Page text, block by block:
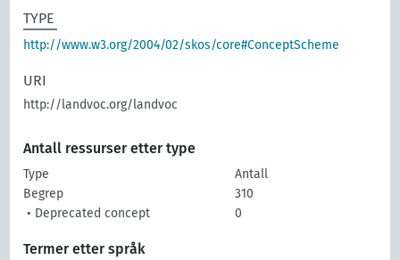
TYPE
http://www.w3.org/2004/02/skos/core#ConceptScheme
URI
http://landvoc.org/landvoc
Antall ressurser etter type
Type
Antall
Begrep
310
• Deprecated concept
0
Termer etter språk